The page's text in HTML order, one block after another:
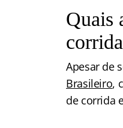
Quais
Apesar de
Brasileiro,
de corrida